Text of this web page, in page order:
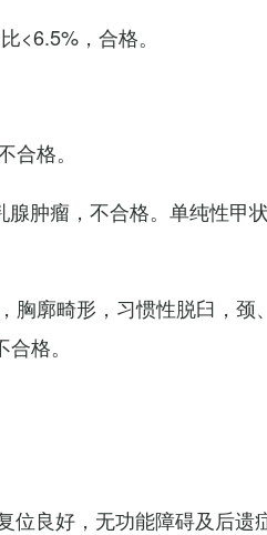
<6.5%，合格。
格。
肿瘤，不合格。单纯性甲
胸廓畸形，习惯性脱臼，颈
格。
位良好，无功能障碍及后遗